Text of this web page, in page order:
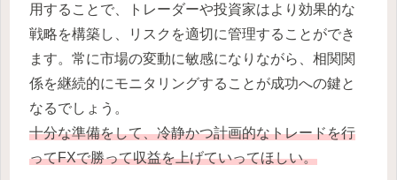
用することで、トレーダーや投資家はより効果的な
戦略を構築し、リスクを適切に管理することができ
ます。常に市場の変動に敏感になりながら、相関関
係を継続的にモニタリングすることが成功への鍵と
なるでしょう。
十分な準備をして、冷静かつ計画的なトレードを行
ってFXで勝って収益を上げていってほしい。